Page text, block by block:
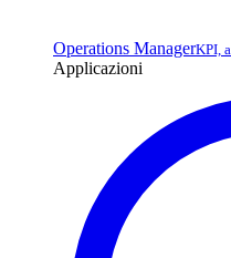
Operations ManagerKPI,
Applicazioni